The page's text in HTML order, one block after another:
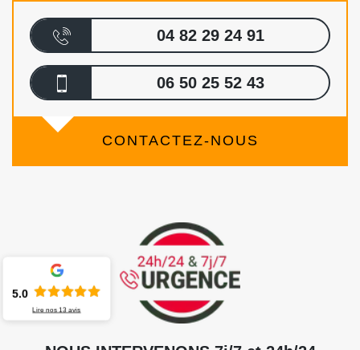
04 82 29 24 91
06 50 25 52 43
CONTACTEZ-NOUS
5.0
Lire nos13 avis